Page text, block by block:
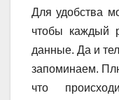
Для удобства
чтобы каждый
данные. Да и
запоминаем.
что